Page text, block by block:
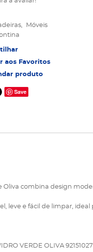
Móveis
aos Favoritos
produto
Save
Oliva combina design
leve e fácil de limpar, ideal
VERDE OLIVA 92151027